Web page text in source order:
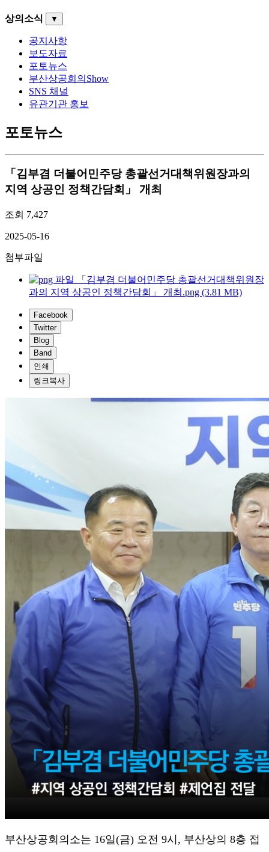
상의소식 ▼
공지사항
보도자료
포토뉴스
부산상공회의Show
SNS 채널
유관기관 홍보
포토뉴스
「김부겸 더불어민주당 총괄선거대책위원장과의
지역 상공인 정책간담회」 개최
조회 7,427
2025-05-16
첨부파일
「김부겸 더불어민주당 총괄선거대책위원장
과의 지역 상공인 정책간담회」 개최.png (3.81 MB)
Facebook
Twitter
Blog
Band
인쇄
링크복사
부산상공회의소는 16일(금) 오전 9시, 부산상의 8층 접